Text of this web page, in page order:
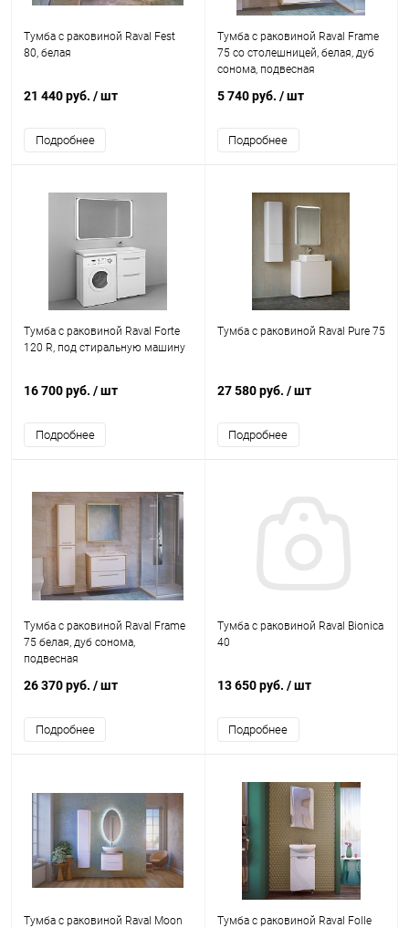
Тумба с раковиной Raval Fest
80, белая
21 440 руб. / шт
Подробнее
Тумба с раковиной Raval Frame
75 со столешницей, белая, дуб
сонома, подвесная
5 740 руб. / шт
Подробнее
Тумба с раковиной Raval Forte
120 R, под стиральную машину
16 700 руб. / шт
Подробнее
Тумба с раковиной Raval Pure 75
27 580 руб. / шт
Подробнее
Тумба с раковиной Raval Frame
75 белая, дуб сонома,
подвесная
26 370 руб. / шт
Подробнее
Тумба с раковиной Raval Bionica
40
13 650 руб. / шт
Подробнее
Тумба с раковиной Raval Moon
Тумба с раковиной Raval Folle